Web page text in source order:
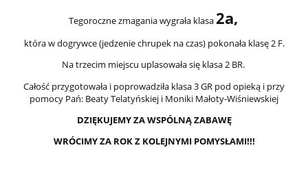
Tegoroczne zmagania wygrała klasa2a,
która w dogrywce (jedzenie chrupek na czas) pokonała klasę 2 F.
Na trzecim miejscu uplasowała się klasa 2 BR.
Całość przygotowała i poprowadziła klasa 3 GR pod opieką i przy
pomocy Pań: Beaty Telatyńskiej i Moniki Małoty-Wiśniewskiej
DZIĘKUJEMY ZA WSPÓLNĄ ZABAWĘ
WRÓCIMY ZA ROK Z KOLEJNYMI POMYSŁAMI!!!